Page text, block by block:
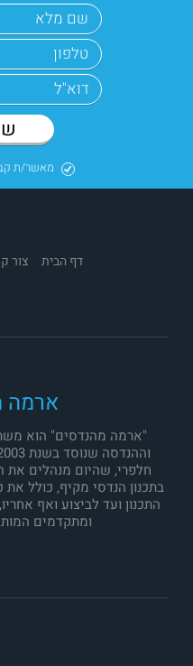
מאשר/ת
דף הבית צור
ארמה
"ארמה מהנדסים" הוא
חלפרי, שהיום מנהלים
בתכנון הנדסי מקיף, כולל
התכנון ועד לביצוע ואף
ומתקדמים